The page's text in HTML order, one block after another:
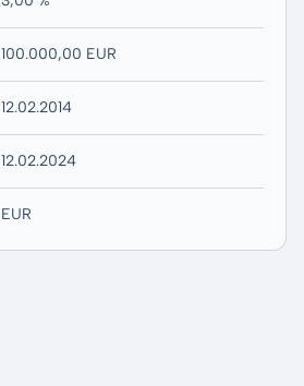
100.000,00 EUR
12.02.2014
12.02.2024
EUR